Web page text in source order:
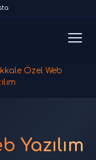
Özel Web
Yazılım